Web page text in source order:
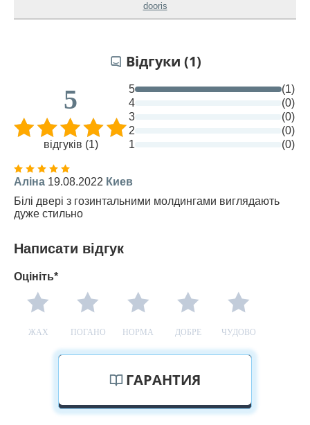
dooris
Відгуки (1)
5
відгуків (1)
5
(1)
4
(0)
3
(0)
2
(0)
1
(0)
Аліна 19.08.2022 Киев
Білі двері з гозинтальними молдингами виглядають
дуже стильно
Написати відгук
Оцініть*
ЖАХ ПОГАНО НОРМА ДОБРЕ ЧУДОВО
ГАРАНТИЯ